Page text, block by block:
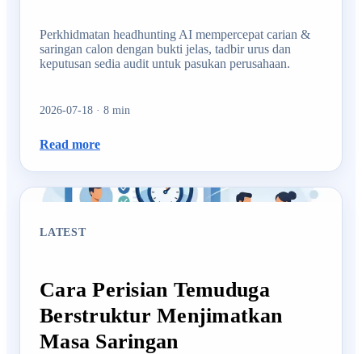
Perkhidmatan headhunting AI mempercepat carian &
saringan calon dengan bukti jelas, tadbir urus dan
keputusan sedia audit untuk pasukan perusahaan.
2026-07-18 · 8 min
Read more
LATEST
Cara Perisian Temuduga
Berstruktur Menjimatkan
Masa Saringan